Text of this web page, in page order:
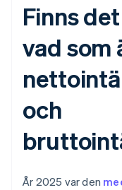
Finns
vad som
och
År 2025 var den